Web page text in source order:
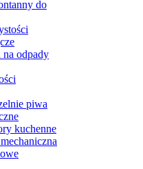
do
odpady
piwa
kuchenne